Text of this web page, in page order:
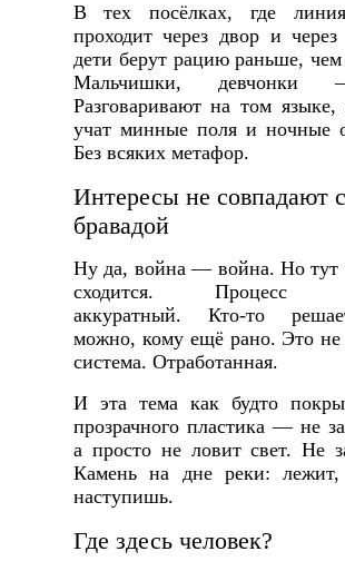
В тех посёлках, где
проходит через двор и
дети берут рацию раньше,
Мальчишки,
Разговаривают на том языке,
учат минные поля и ночные
Без всяких метафор.
Интересы не совпадают с
бравадой
Ну да, война — война. Но тут
сходится. Процесс
аккуратный. Кто-то
можно, кому ещё рано. Это не
система. Отработанная.
И эта тема как будто
прозрачного пластика — не
а просто не ловит свет. Не
Камень на дне реки:
наступишь.
Где здесь человек?